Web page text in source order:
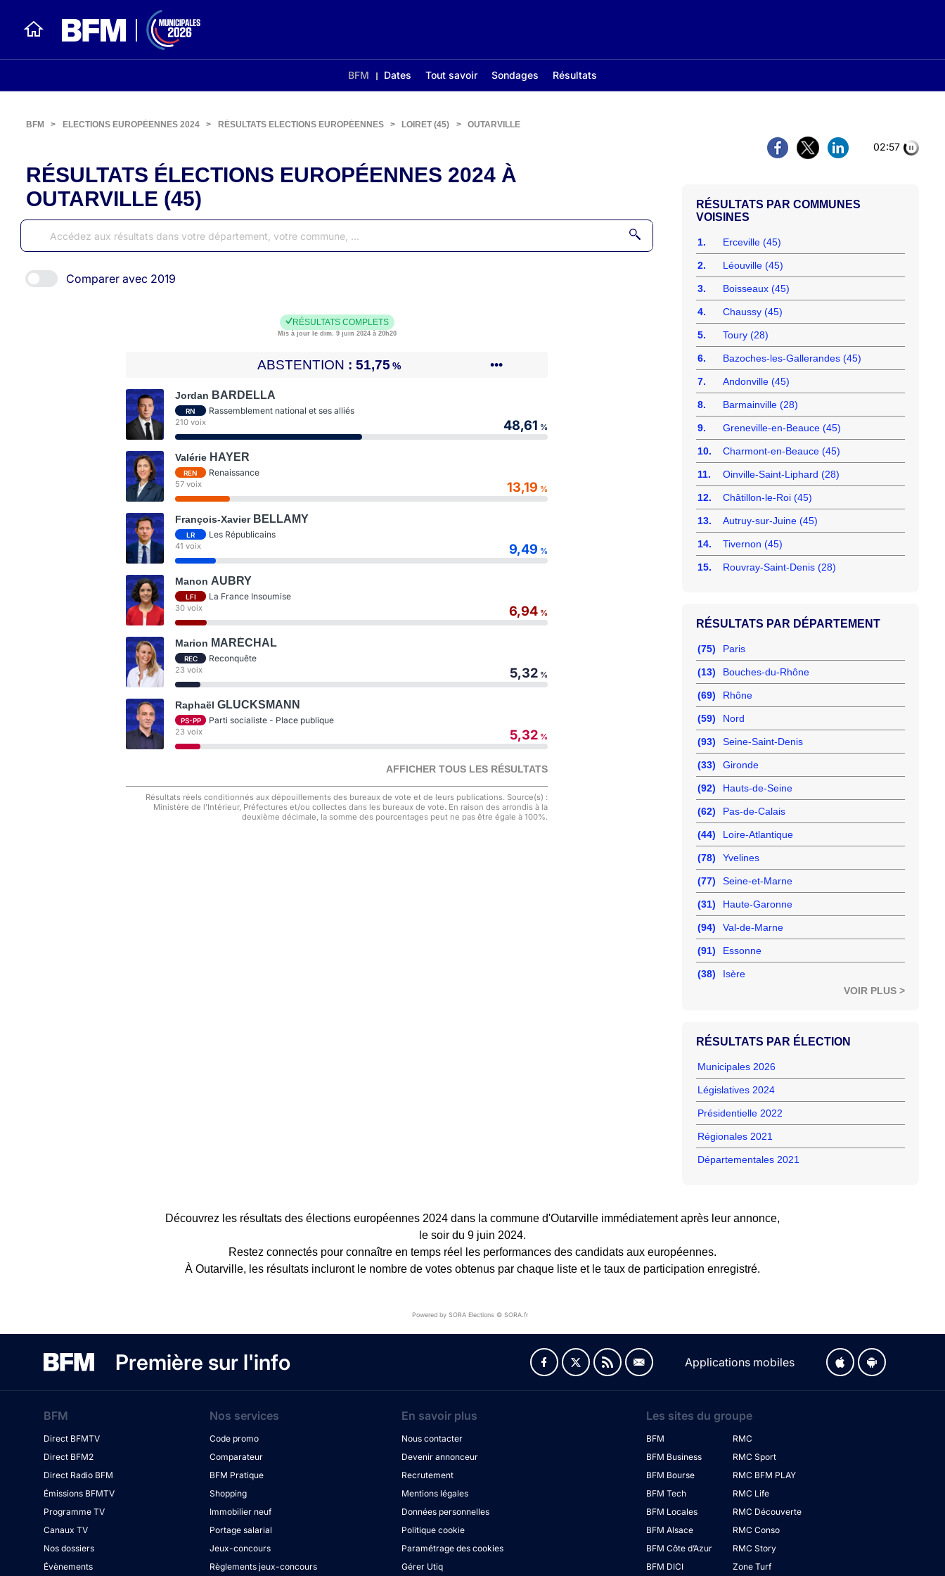
BFM Dates Tout savoir Sondages Résultats
02:56
BFM > ELECTIONS EUROPÉENNES 2024 > RÉSULTATS ELECTIONS EUROPÉENNES > LOIRET (45) > OUTARVILLE
RÉSULTATS ÉLECTIONS EUROPÉENNES 2024 À
OUTARVILLE (45)
Comparer avec 2019
RÉSULTATS COMPLETS
Mis à jour le dim. 9 juin 2024 à 20h20
ABSTENTION 51,75 % •••
Jordan BARDELLA
RN Rassemblement national et ses alliés
210 voix 48,61 %
Valérie HAYER
REN Renaissance
57 voix 13,19 %
François-Xavier BELLAMY
LR Les Républicains
41 voix 9,49 %
Manon AUBRY
LFI La France Insoumise
30 voix 6,94 %
Marion MARÉCHAL
REC Reconquête
23 voix 5,32 %
RaphaëlGLUCKSMANN
PS-PP Parti socialiste - Place publique
23 voix 5,32 %
AFFICHER TOUS LES RÉSULTATS
Résultats réels conditionnés aux dépouillements des bureaux de vote et de leurs publications. Source(s) :
Ministère de l'Intérieur, Préfectures et/ou collectes dans les bureaux de vote. En raison des arrondis à la
deuxième décimale, la somme des pourcentages peut ne pas être égale à 100%.
COMMUNES
VOISINES
1. Erceville (45)
2. Léouville (45)
3. Boisseaux (45)
4. Chaussy (45)
5. Toury (28)
6. Bazoches-les-Gallerandes (45)
7. Andonville (45)
8. Barmainville (28)
9. Greneville-en-Beauce (45)
10. Charmont-en-Beauce (45)
11. Oinville-Saint-Liphard (28)
12. Châtillon-le-Roi (45)
13. Autruy-sur-Juine (45)
14. Tivernon (45)
15. Rouvray-Saint-Denis (28)
RÉSULTATS PAR DÉPARTEMENT
(75) Paris
(13) Bouches-du-Rhône
(69) Rhône
(59) Nord
(93) Seine-Saint-Denis
(33) Gironde
(92) Hauts-de-Seine
(62) Pas-de-Calais
(44) Loire-Atlantique
(78) Yvelines
(77) Seine-et-Marne
(31) Haute-Garonne
(94) Val-de-Marne
(91) Essonne
(38)
Isère
VOIR PLUS >
RÉSULTATS PAR ÉLECTION
Municipales 2026
Législatives 2024
Présidentielle 2022
Régionales 2021
Départementales 2021
Découvrez les résultats des élections européennes 2024 dans la commune d'Outarville immédiatement après leur annonce,
le soir du 9 juin 2024.
Restez connectés pour connaître en temps réel les performances des candidats aux européennes.
À Outarville, les résultats incluront le nombre de votes obtenus par chaque liste et le taux de participation enregistré.
Powered by SORA Elections © SORA.fr
Première sur l'info Applications mobiles
BFM
Direct BFMTV
Direct BFM2
Direct Radio BFM
Émissions BFMTV
Programme TV
Canaux TV
Nos dossiers
Évènements
Nos services
Code promo
Comparateur
BFM Pratique
Shopping
Immobilier neuf
Portage salarial
Jeux-concours
Règlements jeux-concours
En savoir plus
Nous contacter
Devenir annonceur
Recrutement
Mentions légales
Données personnelles
Politique cookie
Paramétrage des cookies
Gérer Utiq
Les sites du groupe
BFM
BFM Business
BFM Bourse
BFM Tech
BFM Locales
BFM Alsace
BFM Côte d’Azur
BFM DICI
RMC
RMC Sport
RMC BFM PLAY
RMC Life
RMC Découverte
RMC Conso
RMC Story
Zone Turf